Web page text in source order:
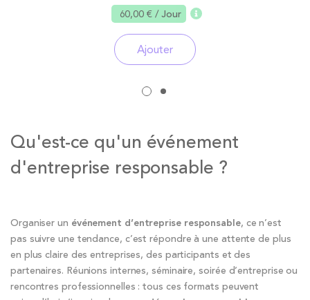
60,00 €/ Jour
Ajouter
Qu'est-ce qu'un événement
d'entreprise responsable ?
Organiser un événement d’entreprise responsable, ce n’est
pas suivre une tendance, c’est répondre à une attente de plus
en plus claire des entreprises, des participants et des
partenaires. Réunions internes, séminaire, soirée d’entreprise ou
rencontres professionnelles : tous ces formats peuvent